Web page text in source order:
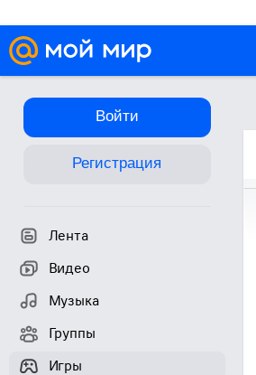
Войти
Регистрация
Лента
Видео
Музыка
Группы
Игры